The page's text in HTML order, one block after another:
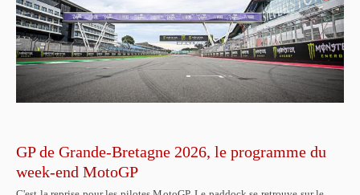
GP de Grande-Bretagne 2026, le programme du
week-end MotoGP